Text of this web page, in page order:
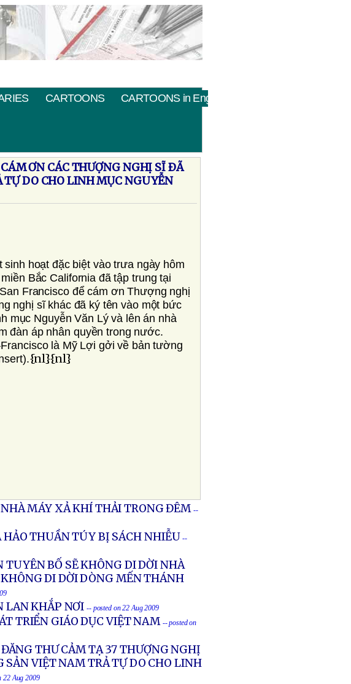
CARTOONS CARTOONS in English
ƠN CÁC THƯỢNG NGHỊ SĨ ÐÃ
TỰ DO CHO LINH MỤC NGUYỄN
sinh hoạt đặc biệt vào trưa ngày hôm
Bắc California đã tập trung tại
Francisco để cám ơn Thượng nghị
nghị sĩ khác đã ký tên vào một bức
mục Nguyễn Văn Lý và lên án nhà
đàn áp nhân quyền trong nước.
là Mỹ Lợi gởi về bản tường
{nl}{nl}
NHÀ MÁY XẢ KHÍ THẢI TRONG ĐÊM --
HẢO THUẦN TÚY BỊ SÁCH NHIỄU --
TUYÊN BỐ SẼ KHÔNG DI DỜI NHÀ
DI DỜI DÒNG MẾN THÁNH
LAN KHẮP NƠI -- posted on 22 Aug 2009
TRIỂN GIÁO DỤC VIỆT NAM -- posted on
THƯ CẢM TẠ 37 THƯỢNG NGHỊ
SẢN VIỆT NAM TRẢ TỰ DO CHO LINH
22 Aug 2009